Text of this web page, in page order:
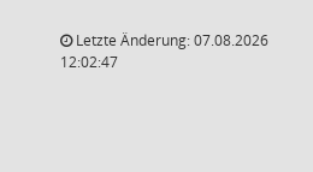
Letzte Änderung: 07.08.2026
12:02:47